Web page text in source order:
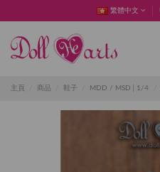
繁體中文
主頁 商品 鞋子 MDD / MSD│1/4